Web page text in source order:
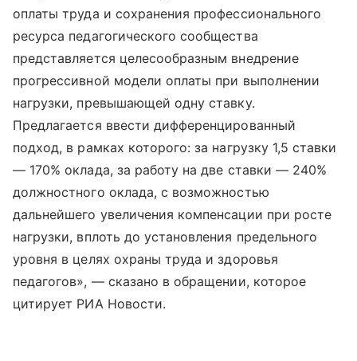
оплаты труда и сохранения профессионального
ресурса педагогического сообщества
представляется целесообразным внедрение
прогрессивной модели оплаты при выполнении
нагрузки, превышающей одну ставку.
Предлагается ввести дифференцированный
подход, в рамках которого: за нагрузку 1,5 ставки
— 170% оклада, за работу на две ставки — 240%
должностного оклада, с возможностью
дальнейшего увеличения компенсации при росте
нагрузки, вплоть до установления предельного
уровня в целях охраны труда и здоровья
педагогов», — сказано в обращении, которое
цитирует РИА Новости.